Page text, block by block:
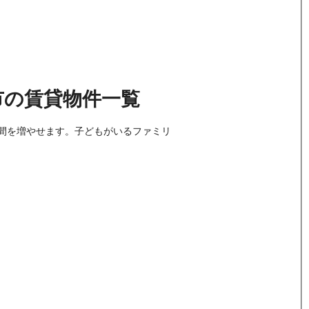
の賃貸物件一覧
増やせます。子どもがいるファミリ